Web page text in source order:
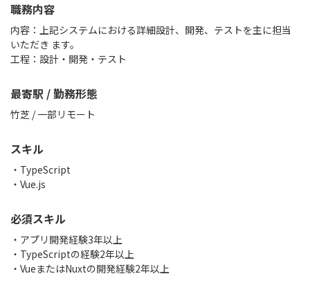
職務内容
内容：上記システムにおける詳細設計、開発、テストを主に担当
いただき ます。
工程：設計・開発・テスト
最寄駅 / 勤務形態
竹芝 / 一部リモート
スキル
TypeScript
Vue.js
必須スキル
・アプリ開発経験3年以上
・TypeScriptの経験2年以上
・VueまたはNuxtの開発経験2年以上